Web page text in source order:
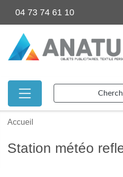
04 73 74 61 10
Accueil
Station météo